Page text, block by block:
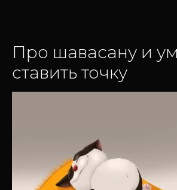
Про шавасану и
ставить точку